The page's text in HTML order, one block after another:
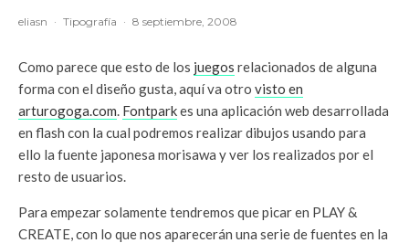
eliasn · Tipografía · 8 septiembre, 2008
Como parece que esto de los juegos relacionados de alguna
forma con el diseño gusta, aquí va otro visto en
arturogoga.com. Fontparkes una aplicación web desarrollada
en flash con la cual podremos realizar dibujos usando para
ello la fuente japonesa morisawa y ver los realizados por el
resto de usuarios.
Para empezar solamente tendremos que picar en PLAY &
CREATE, con lo que nos aparecerán una serie de fuentes en la